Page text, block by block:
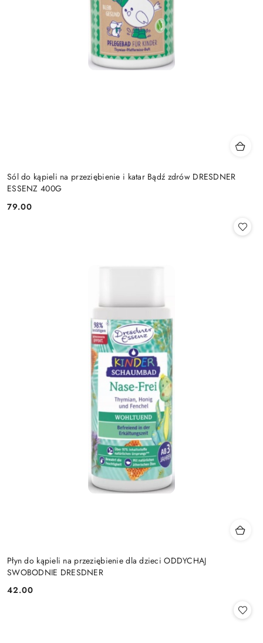
Sól do kąpieli na przeziębienie i katar Bądź zdrów DRESDNER
ESSENZ 400G
Cena:
79.00
Płyn do kąpieli na przeziębienie dla dzieci ODDYCHAJ
SWOBODNIE DRESDNER
Cena:
42.00